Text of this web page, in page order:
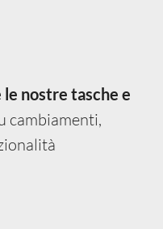
le nostre tasche e
cambiamenti,